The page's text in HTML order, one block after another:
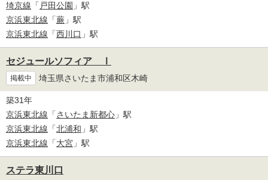
埼京線 「 戸田公園 」駅
京浜東北線 「蕨 」駅
京浜東北線 「西川口 」駅
セジュールソフィア Ⅰ
掲載中 埼玉県さいたま市浦和区木崎
築31年
京浜東北線 「さいたま新都心 」駅
京浜東北線 「北浦和 」駅
京浜東北線 「大宮 」駅
ステラ東川口